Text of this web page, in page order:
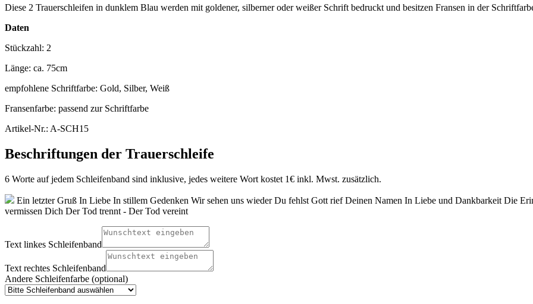
Diese 2 Trauerschleifen in dunklem Blau werden mit goldener, silberner oder weißer Schrift bedruckt und besitzen Fransen in der
Daten
Stückzahl: 2
Länge: ca. 75cm
empfohlene Schriftfarbe: Gold, Silber, Weiß
Fransenfarbe: passend zur Schriftfarbe
Artikel-Nr.: A-SCH15
Beschriftungen der Trauerschleife
6 Worte auf jedem Schleifenband sind inklusive, jedes weitere Wort kostet 1€ inkl. Mwst. zusätzlich.
Ein letzter Gruß In Liebe In stillem Gedenken Wir sehen uns wieder Du fehlst Gott rief Deinen Namen In Liebe und Dankbarkeit Die
vermissen Dich Der Tod trennt - Der Tod vereint
Text linkes Schleifenband
Text rechtes Schleifenband
Andere Schleifenfarbe (optional)